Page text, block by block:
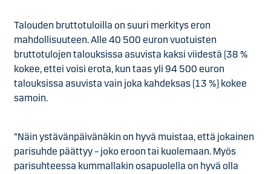
Talouden bruttotuloilla on suuri merkitys eron
mahdollisuuteen. Alle 40 500 euron vuotuisten
bruttotulojen talouksissa asuvista kaksi viidestä (38 %
kokee, ettei voisi erota, kun taas yli 94 500 euron
talouksissa asuvista vain joka kahdeksas (13 %) kokee
samoin.
”Näin ystävänpäivänäkin on hyvä muistaa, että jokainen
parisuhde päättyy – joko eroon tai kuolemaan. Myös
parisuhteessa kummallakin osapuolella on hyvä olla